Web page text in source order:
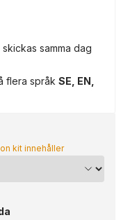
samma dag
flera språk SE, EN,
kit innehåller